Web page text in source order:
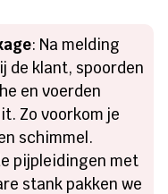
: Na melding
de klant, spoorden
en voerden
Zo voorkom je
schimmel.
pijpleidingen met
stank pakken we